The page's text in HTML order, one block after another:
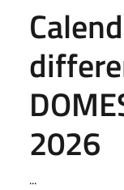
2026
...